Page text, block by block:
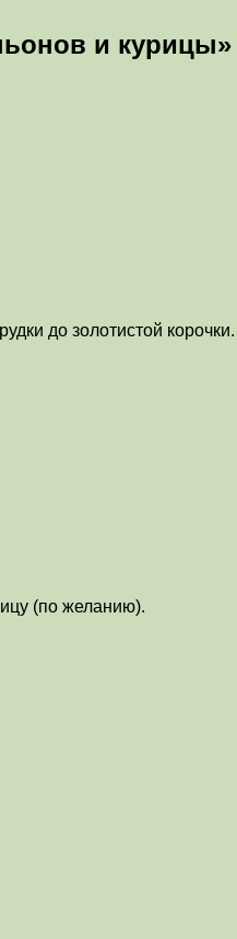
и курицы»
до золотистой
(по желанию).